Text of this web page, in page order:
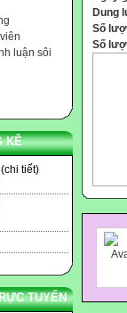
luận sôi
KÊ
chi tiết)
TUYẾN
Dung
Số
Số